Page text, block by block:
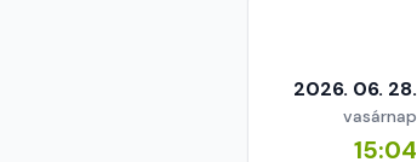
2026. 06. 28.
vasárnap
15:04